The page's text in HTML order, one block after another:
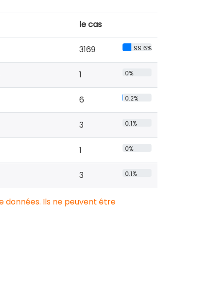
le cas
3169 99.6%
1 0%
6 0.2%
3 0.1%
1 0%
3 0.1%
données. Ils ne peuvent être